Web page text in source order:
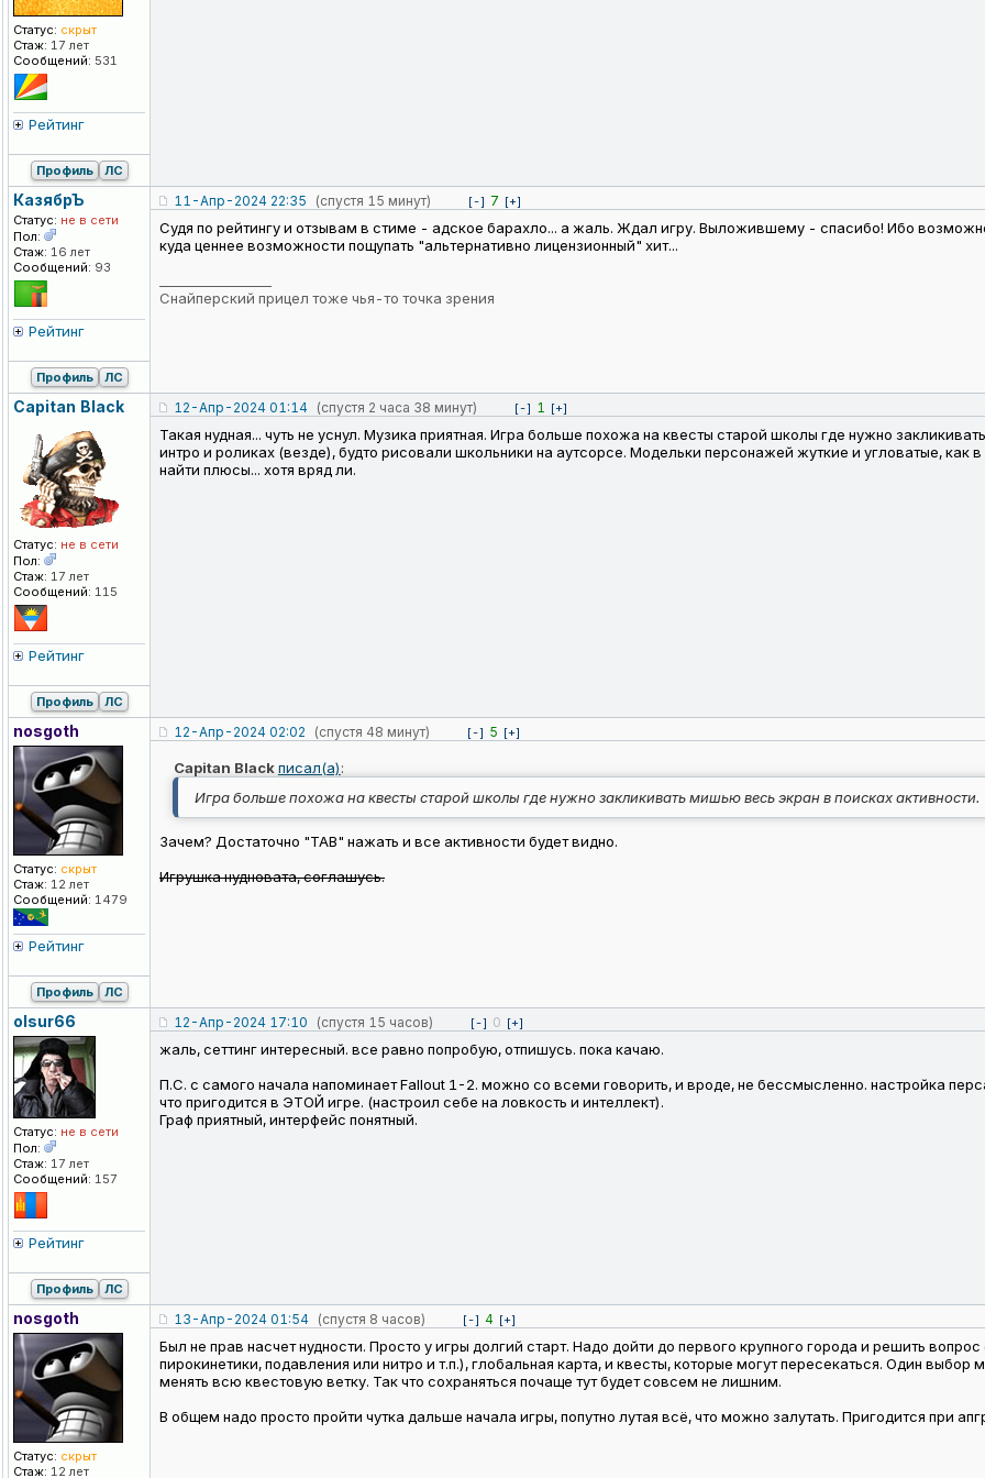
Статус: скрыт
Стаж: 17 лет
Сообщений: 531
Рейтинг
Профиль ЛС
КазябрЪ
Статус: не в сети
Пол:
Стаж: 16 лет
Сообщений: 93
Рейтинг
11-Апр-2024 22:35 (спустя 15 минут) [-] 7 [+]
Судя по рейтингу и отзывам в стиме - адское барахло... а жаль. Ждал игру. Выложившему - спасибо! Ибо
куда ценнее возможности пощупать "альтернативно лицензионный" хит...
Снайперский прицел тоже чья-то точка зрения
Профиль ЛС
Capitan Black
Статус: не в сети
Пол:
Стаж: 17 лет
Сообщений: 115
Рейтинг
12-Апр-2024 01:14 (спустя 2 часа 38 минут) [-] 1 [+]
Такая нудная... чуть не уснул. Музика приятная. Игра больше похожа на квесты старой школы где нужно
интро и роликах (везде), будто рисовали школьники на аутсорсе. Модельки персонажей жуткие и угловатые,
найти плюсы... хотя вряд ли.
Профиль ЛС
nosgoth
Статус: скрыт
Стаж: 12 лет
Сообщений: 1479
Рейтинг
12-Апр-2024 02:02 (спустя 48 минут) [-] 5 [+]
Capitan Blackписал(а):
Игра больше похожа на квесты старой школы где нужно закликивать мишью весь экран в поисках активности.
Зачем? Достаточно "ТАВ" нажать и все активности будет видно.
Игрушка нудновата, соглашусь.
Профиль ЛС
olsur66
Статус: не в сети
Пол:
Стаж: 17 лет
Сообщений: 157
Рейтинг
12-Апр-2024 17:10 (спустя 15 часов) [-] 0 [+]
жаль, сеттинг интересный. все равно попробую, отпишусь. пока качаю.
П.С. с самого начала напоминает Fallout 1-2. можно со всеми говорить, и вроде, не бессмысленно. настройка
что пригодится в ЭТОЙ игре. (настроил себе на ловкость и интеллект).
Граф приятный, интерфейс понятный.
Профиль ЛС
nosgoth
Статус: скрыт
Стаж: 12 лет
13-Апр-2024 01:54 (спустя 8 часов) [-] 4 [+]
Был не прав насчет нудности. Просто у игры долгий старт. Надо дойти до первого крупного города и решить
пирокинетики, подавления или нитро и т.п.), глобальная карта, и квесты, которые могут пересекаться. Один
менять всю квестовую ветку. Так что сохраняться почаще тут будет совсем не лишним.
В общем надо просто пройти чутка дальше начала игры, попутно лутая всё, что можно залутать. Пригодится при